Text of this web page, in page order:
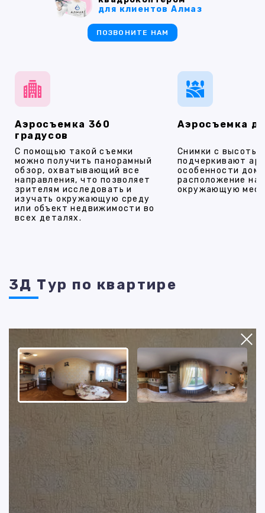
Аэросъемка 360
градусов
С помощью такой съемки
можно получить панорамный
обзор, охватывающий все
направления, что позволяет
зрителям исследовать и
изучать окружающую среду
или объект недвижимости во
всех деталях.
Аэросъемка
Снимки с высоты
подчеркивают
особенности
расположение на
окружающую
для клиентов Алмаз
ПОЗВОНИТЕ НАМ
3Д Тур по квартире